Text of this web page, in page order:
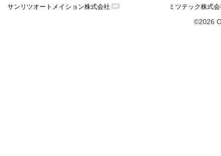
サンリツオートメイション株式会社
ミツテック株式
©2026